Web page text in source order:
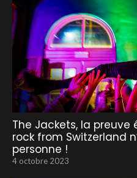
The Jackets, la
rock from Switzerland
personne !
4 octobre 2023